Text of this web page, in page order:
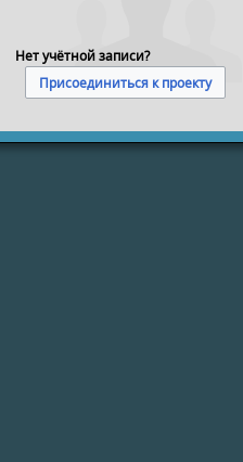
Нет учётной записи?
Присоединиться к проекту